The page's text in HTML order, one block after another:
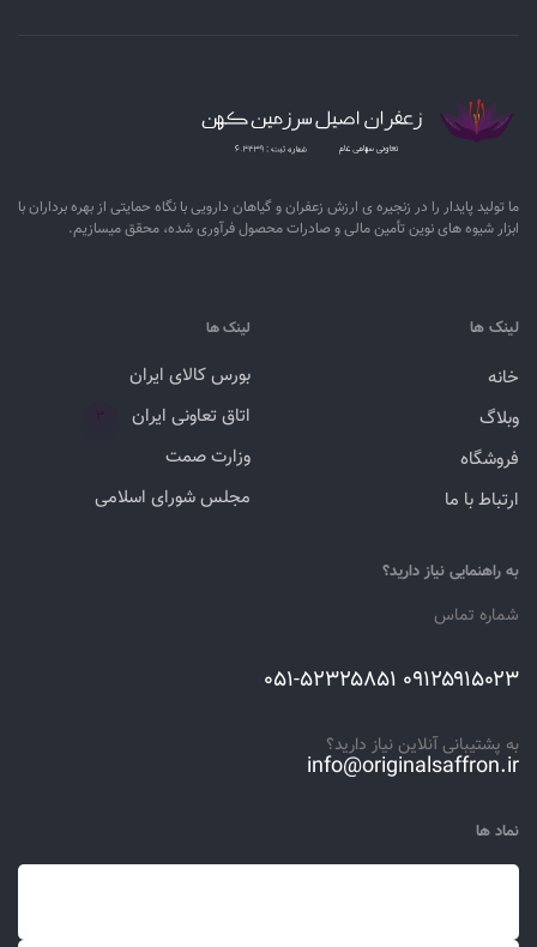
ما تولید پایدار را در زنجیره ­ی­ ارزش زعفران و گیاهان دارویی با نگاه حمایتی از بهره برداران با
ابزار شیوه­ های نوین تأمین مالی و صادرات محصول فرآوری شده، محقق می­سازیم.
لینک ها
خانه
وبلاگ
فروشگاه
ارتباط با ما
لینک ها
بورس کالای ایران
اتاق تعاونی ایران
۳
وزارت صمت
مجلس شورای اسلامی
به راهنمایی نیاز دارید؟
شماره تماس
۰۹۱۲۵۹۱۵۰۲۳ ۰۵۱-۵۲۳۲۵۸۵۱
به پشتیبانی آنلاین نیاز دارید؟
info@originalsaffron.ir
نماد ها